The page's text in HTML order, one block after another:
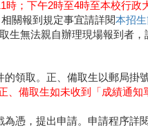
；下午2時至4時至本校行
關報到規定事宜請詳閱本招
生無法親自辦理現場報到者，
領取。正、備取生以郵局掛
、備取生如未收到「成績通
為憑，提出申請。申請程序詳